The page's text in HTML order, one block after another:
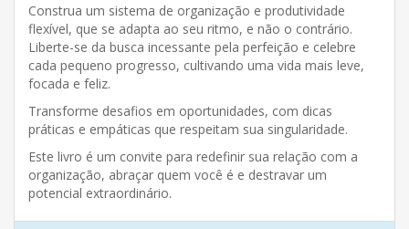
Construa um sistema de organização e produtividade
flexível, que se adapta ao seu ritmo, e não o contrário.
Liberte-se da busca incessante pela perfeição e celebre
cada pequeno progresso, cultivando uma vida mais leve,
focada e feliz.
Transforme desafios em oportunidades, com dicas
práticas e empáticas que respeitam sua singularidade.
Este livro é um convite para redefinir sua relação com a
organização, abraçar quem você é e destravar um
potencial extraordinário.